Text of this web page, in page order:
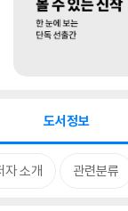
도서정보
자 소개 관련분류